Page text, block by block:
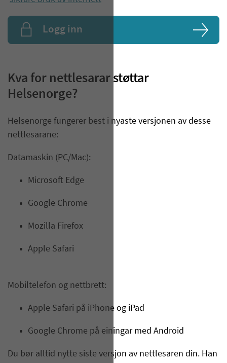
Logg inn
Kva for nettlesarar støttar
Helsenorge?
Helsenorge fungerer best i nyaste versjonen av desse
nettlesarane:
Datamaskin (PC/Mac):
Microsoft Edge
Google Chrome
Mozilla Firefox
Apple Safari
Mobiltelefon og nettbrett:
Apple Safari på iPhone og iPad
Google Chrome på einingar med Android
Du bør alltid nytte siste versjon av nettlesaren din. Han